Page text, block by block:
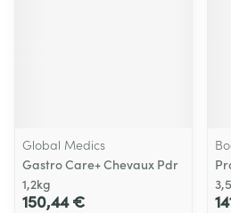
Global Medics
Gastro Care+ Chevaux Pdr
1,2kg
150,44 €